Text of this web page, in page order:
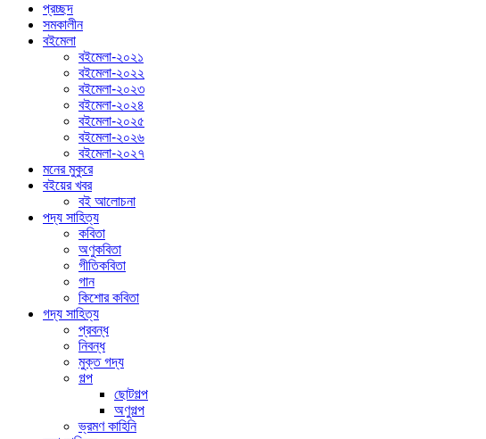
প্রচ্ছদ
সমকালীন
বইমেলা
বইমেলা-২০২১
বইমেলা-২০২২
বইমেলা-২০২৩
বইমেলা-২০২৪
বইমেলা-২০২৫
বইমেলা-২০২৬
বইমেলা-২০২৭
মনের মুকুরে
বইয়ের খবর
বই আলোচনা
পদ্য সাহিত্য
কবিতা
অণুকবিতা
গীতিকবিতা
গান
কিশোর কবিতা
গদ্য সাহিত্য
প্রবন্ধ
নিবন্ধ
মুক্ত গদ্য
গল্প
ছোটগল্প
অণুগল্প
ভ্রমণ কাহিনি